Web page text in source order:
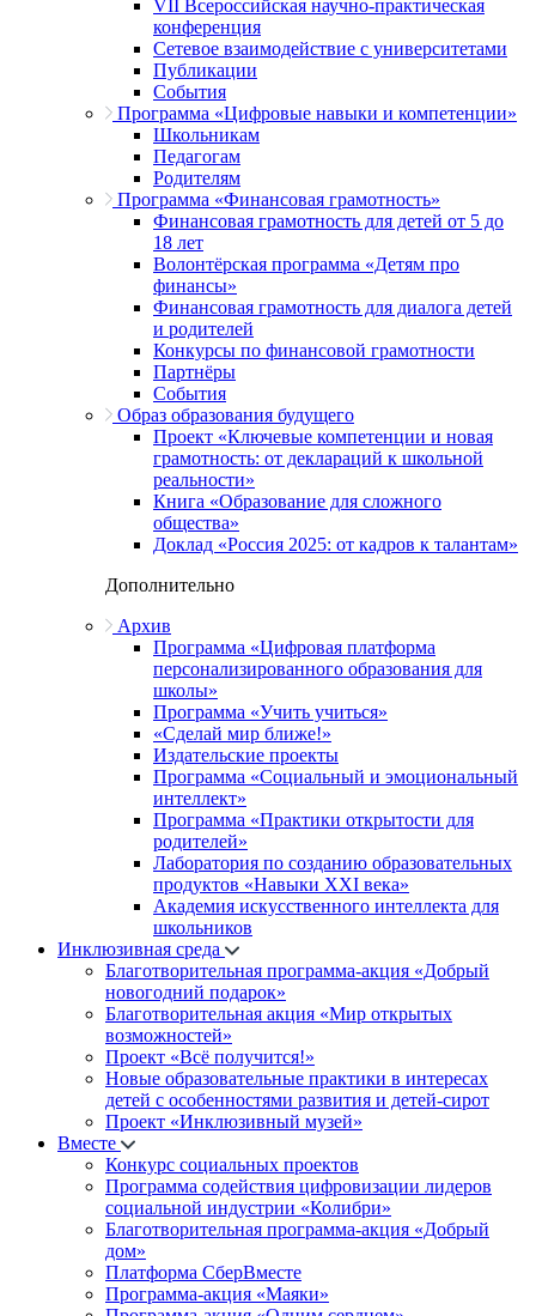
VII Всероссийская научно-практическая
конференция
Сетевое взаимодействие с университетами
Публикации
События
Программа «Цифровые навыки и компетенции»
Школьникам
Педагогам
Родителям
Программа «Финансовая грамотность»
Финансовая грамотность для детей от 5 до
18 лет
Волонтёрская программа «Детям про
финансы»
Финансовая грамотность для диалога детей
и родителей
Конкурсы по финансовой грамотности
Партнёры
События
Образ образования будущего
Проект «Ключевые компетенции и новая
грамотность: от деклараций к школьной
реальности»
Книга «Образование для сложного
общества»
Доклад «Россия 2025: от кадров к талантам»
Дополнительно
Архив
Программа «Цифровая платформа
персонализированного образования для
школы»
Программа «Учить учиться»
«Сделай мир ближе!»
Издательские проекты
Программа «Социальный и эмоциональный
интеллект»
Программа «Практики открытости для
родителей»
Лаборатория по созданию образовательных
продуктов «Навыки XXI века»
Академия искусственного интеллекта для
школьников
Инклюзивная среда
Благотворительная программа-акция «Добрый
новогодний подарок»
Благотворительная акция «Мир открытых
возможностей»
Проект «Всё получится!»
Новые образовательные практики в интересах
детей с особенностями развития и детей-сирот
Проект «Инклюзивный музей»
Вместе
Конкурс социальных проектов
Программа содействия цифровизации лидеров
социальной индустрии «Колибри»
Благотворительная программа-акция «Добрый
дом»
Платформа СберВместе
Программа-акция «Маяки»